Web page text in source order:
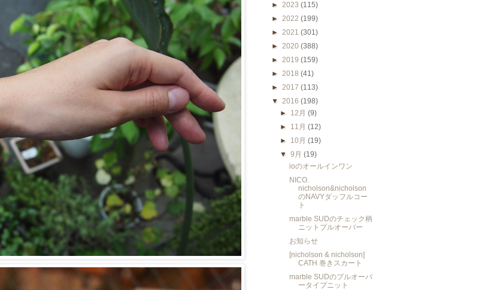
► 2023 (115)
► 2022 (199)
► 2021 (301)
► 2020 (388)
► 2019 (159)
► 2018 (41)
► 2017 (113)
▼ 2016 (198)
► 12月(9)
► 11月(12)
► 10月(19)
▼9月(19)
ioのオールインワン
NICO.
nicholson&nicholson
のNAVYダッフルコー
ト
marble SUDのチェック柄
ニットプルオーバー
お知らせ
[nicholson & nicholson]
CATH 巻きスカート
marble SUDのプルオーバ
ータイプニット